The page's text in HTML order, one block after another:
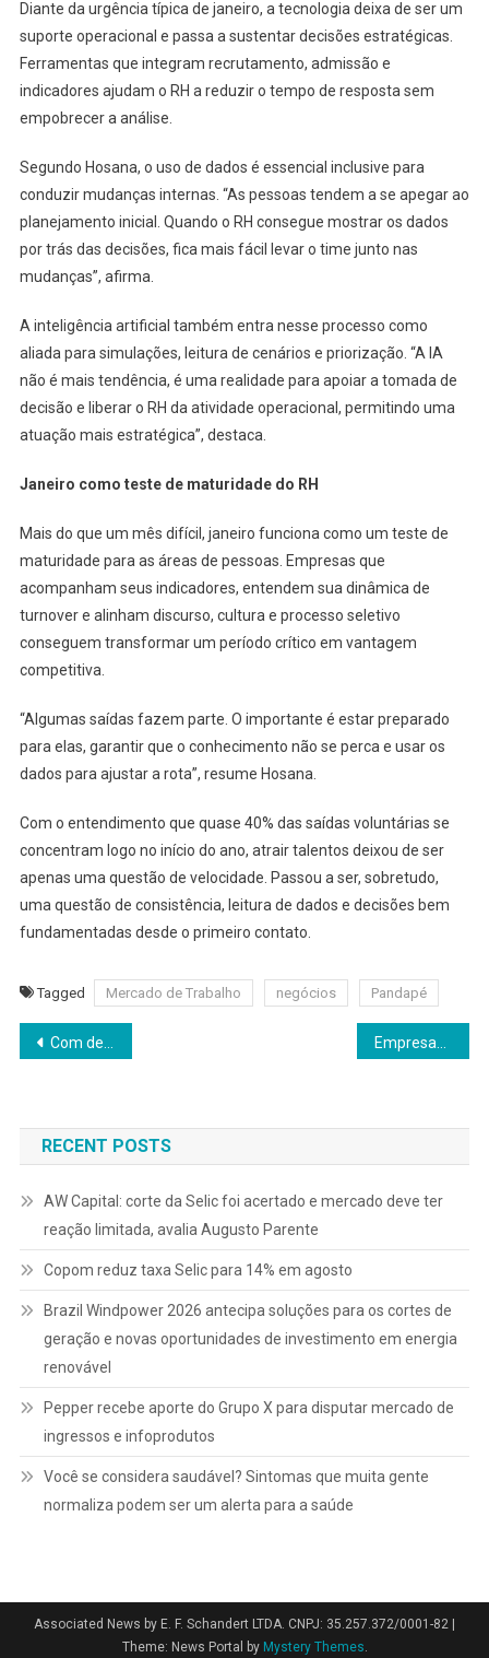
Diante da urgência típica de janeiro, a tecnologia deixa de ser um
suporte operacional e passa a sustentar decisões estratégicas.
Ferramentas que integram recrutamento, admissão e
indicadores ajudam o RH a reduzir o tempo de resposta sem
empobrecer a análise.
Segundo Hosana, o uso de dados é essencial inclusive para
conduzir mudanças internas. “As pessoas tendem a se apegar ao
planejamento inicial. Quando o RH consegue mostrar os dados
por trás das decisões, fica mais fácil levar o time junto nas
mudanças”, afirma.
A inteligência artificial também entra nesse processo como
aliada para simulações, leitura de cenários e priorização. “A IA
não é mais tendência, é uma realidade para apoiar a tomada de
decisão e liberar o RH da atividade operacional, permitindo uma
atuação mais estratégica”, destaca.
Janeiro como teste de maturidade do RH
Mais do que um mês difícil, janeiro funciona como um teste de
maturidade para as áreas de pessoas. Empresas que
acompanham seus indicadores, entendem sua dinâmica de
turnover e alinham discurso, cultura e processo seletivo
conseguem transformar um período crítico em vantagem
competitiva.
“Algumas saídas fazem parte. O importante é estar preparado
para elas, garantir que o conhecimento não se perca e usar os
dados para ajustar a rota”, resume Hosana.
Com o entendimento que quase 40% das saídas voluntárias se
concentram logo no início do ano, atrair talentos deixou de ser
apenas uma questão de velocidade. Passou a ser, sobretudo,
uma questão de consistência, leitura de dados e decisões bem
fundamentadas desde o primeiro contato.
Tagged Mercado de Trabalho negócios Pandapé
Navegação
Post
Com desemprego em mínima histórica, contratar vira gargalo estratégico nas empresas
RECENT POSTS
AW Capital: corte da Selic foi acertado e mercado deve ter
reação limitada, avalia Augusto Parente
Copom reduz taxa Selic para 14% em agosto
Brazil Windpower 2026 antecipa soluções para os cortes de
geração e novas oportunidades de investimento em energia
renovável
Pepper recebe aporte do Grupo X para disputar mercado de
ingressos e infoprodutos
Você se considera saudável? Sintomas que muita gente
normaliza podem ser um alerta para a saúde
Associated News by E. F. Schandert LTDA. CNPJ: 35.257.372/0001-82
Theme: News Portal by Mystery Themes.